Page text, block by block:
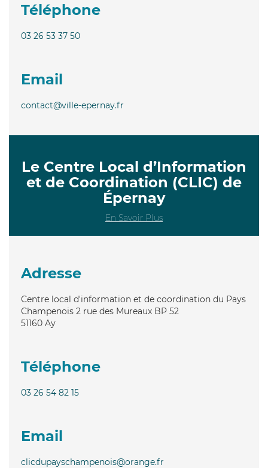
Téléphone
03 26 53 37 50
Email
contact@ville-epernay.fr
Le Centre Local d’Information
et de Coordination (CLIC) de
Épernay
En Savoir Plus
Adresse
Centre local d'information et de coordination du Pays
Champenois 2 rue des Mureaux BP 52
51160 Ay
Téléphone
03 26 54 82 15
Email
clicdupayschampenois@orange.fr